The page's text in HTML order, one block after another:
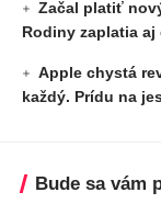
Začal platiť
Rodiny zaplatia aj
Apple chystá
každý. Prídu na
Bude sa vám